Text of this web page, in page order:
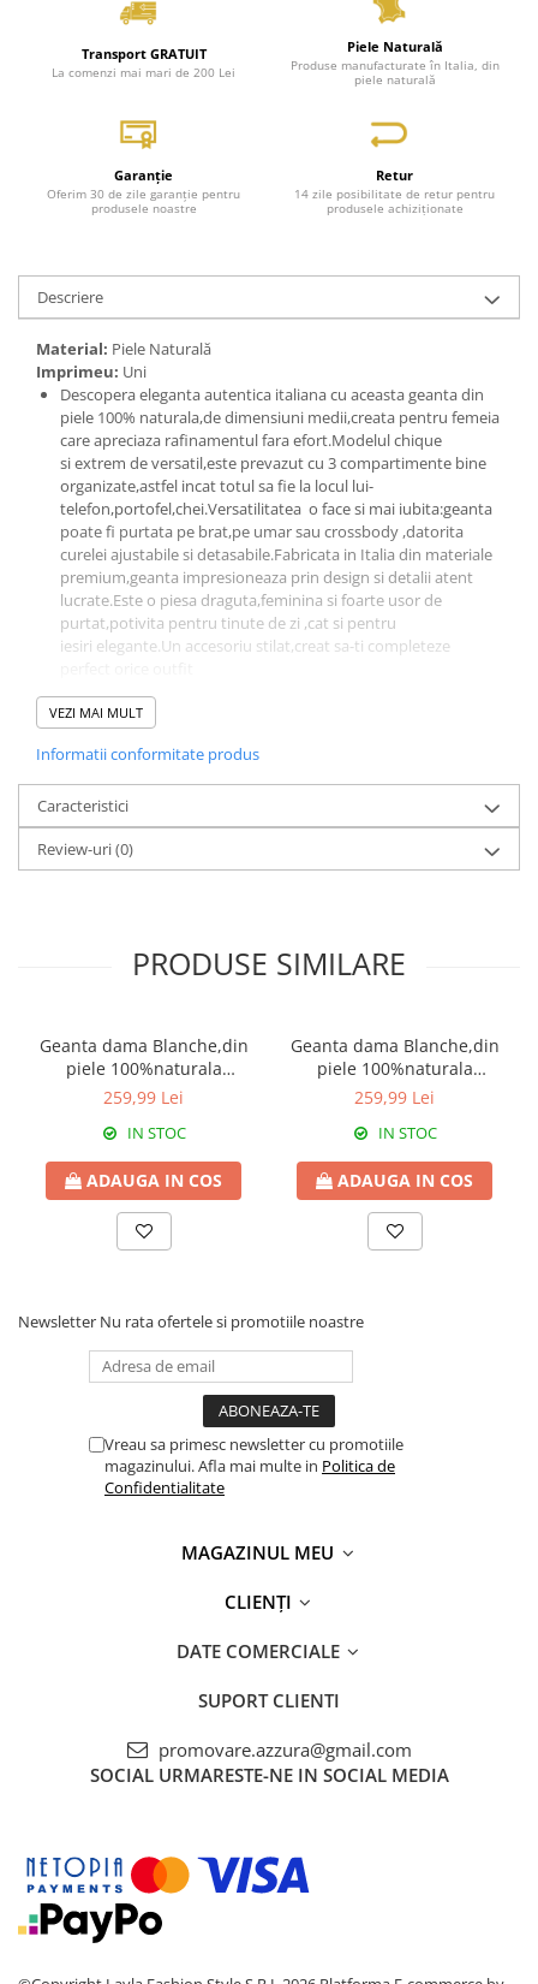
Transport GRATUIT
La comenzi mai mari de 200 Lei
Piele Naturală
Produse manufacturate în Italia, din
piele naturală
Garanție
Oferim 30 de zile garanție pentru
produsele noastre
Retur
14 zile posibilitate de retur pentru
produsele achiziționate
Descriere
Material: Piele Naturală
Imprimeu: Uni
Descopera eleganta autentica italiana cu aceasta geanta din
piele 100% naturala,de dimensiuni medii,creata pentru femeia
care apreciaza rafinamentul fara efort.Modelul chique
si extrem de versatil,este prevazut cu 3 compartimente bine
organizate,astfel incat totul sa fie la locul lui-
telefon,portofel,chei.Versatilitatea o face si mai iubita:geanta
poate fi purtata pe brat,pe umar sau crossbody ,datorita
curelei ajustabile si detasabile.Fabricata in Italia din materiale
premium,geanta impresioneaza prin design si detalii atent
lucrate.Este o piesa draguta,feminina si foarte usor de
purtat,potivita pentru tinute de zi ,cat si pentru
iesiri elegante.Un accesoriu stilat,creat sa-ti completeze
Dimensiuni:L=24 cm;l=12 cm;H=18cm
Compartimente:3 compartimente
Picioruse metalice
Accesorii metalice aurii
Sistem de inchidere;cu fermoar
Produs lucrat manual ,in Italia, din materiale de calitate
superioara
VEZI MAI MULT
Informatii conformitate produs
Caracteristici
Review-uri(0)
PRODUSE SIMILARE
Geanta dama Blanche,din
piele 100%naturala
Italia,8246,negru
259,99 Lei
IN STOC
ADAUGA IN COS
Geanta dama Blanche,din
piele 100%naturala
Italia,8246,ivoire
259,99 Lei
IN STOC
ADAUGA IN COS
Newsletter Nu rata ofertele si promotiile noastre
Vreau sa primesc newsletter cu promotiile
magazinului. Afla mai multe in Politica de
Confidentialitate
MAGAZINUL MEU
CLIENȚI
DATE COMERCIALE
SUPORT CLIENTI
promovare.azzura@gmail.com
SOCIAL URMARESTE-NE IN SOCIAL MEDIA